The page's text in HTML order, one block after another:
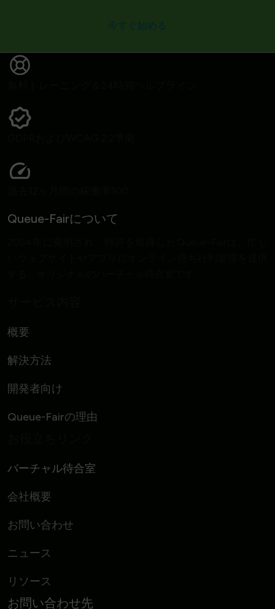
Queue-Fairについて
概要
解決方法
開発者向け
Queue-Fairの理由
バーチャル待合室
会社概要
お問い合わせ
ニュース
リソース
お問い合わせ先